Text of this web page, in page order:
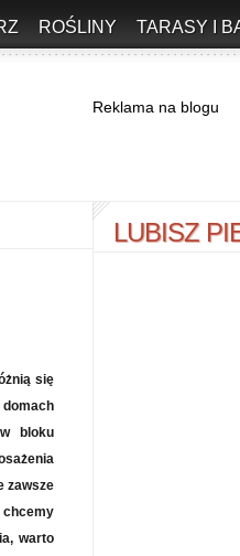
ROŚLINY TARASY I
Reklama na blogu
się
bloku
zawsze
warto
LUBISZ